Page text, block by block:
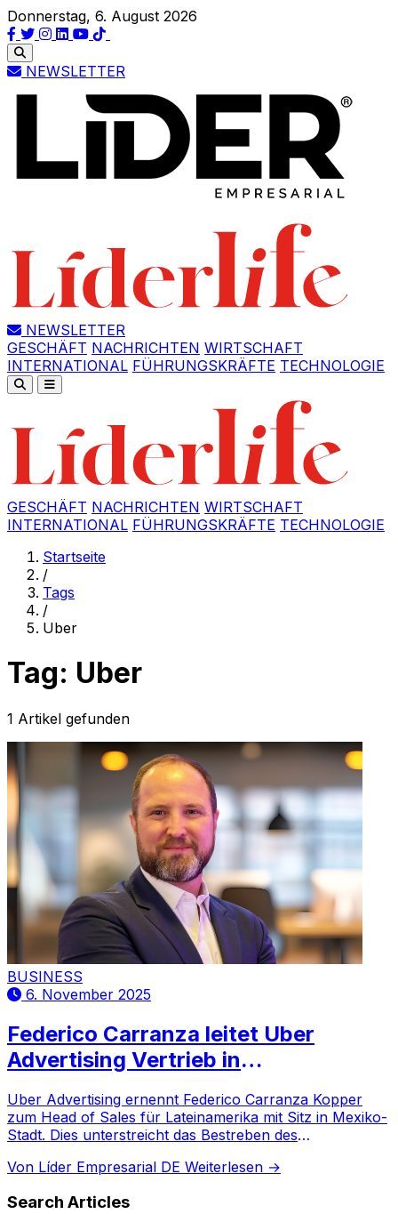
Donnerstag, 6. August 2026
NEWSLETTER
NEWSLETTER
GESCHÄFT NACHRICHTEN WIRTSCHAFT
INTERNATIONAL FÜHRUNGSKRÄFTE TECHNOLOGIE
GESCHÄFT NACHRICHTEN WIRTSCHAFT
INTERNATIONAL FÜHRUNGSKRÄFTE TECHNOLOGIE
Startseite
/
Tags
/
Uber
Tag: Uber
1 Artikel gefunden
BUSINESS
6. November 2025
Federico Carranza leitet Uber
Advertising Vertrieb in
Uber Advertising ernennt Federico Carranza Kopper
zum Head of Sales für Lateinamerika mit Sitz in Mexiko-
Stadt. Dies unterstreicht das Bestreben des
auszubauen.
Von Líder Empresarial DE Weiterlesen →
Search Articles